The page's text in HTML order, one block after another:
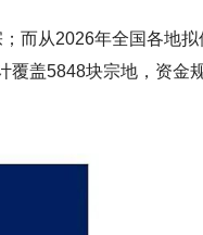
而从2026年全国各地拟
覆盖5848块宗地，资金